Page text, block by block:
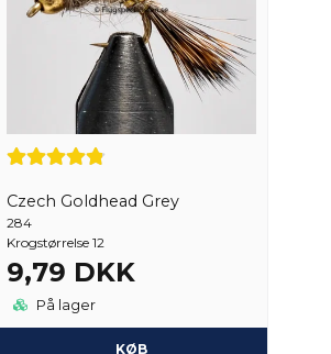
Czech Goldhead Grey
284
Krogstørrelse 12
9,79 DKK
På lager
KØB